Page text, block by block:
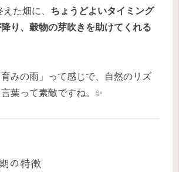
た畑に、 ちょうどよいタイミング
り、穀物の芽吹きを助けてくれる
育みの雨」って感じで、自然のリズ
葉って素敵ですね。✨
の特徴